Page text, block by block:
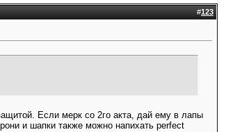
#123
Если мерк со 2го акта, дай ему в лапы
и шапки также можно напихать perfect